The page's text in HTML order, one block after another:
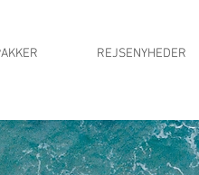
REJSENYHEDER